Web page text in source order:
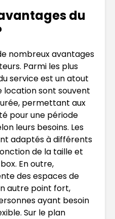
du
nombreux avantages
Parmi les plus
service est un atout
location sont souvent
permettant aux
pour une période
leurs besoins. Les
adaptés à différents
de la taille et
En outre,
des espaces de
autre point fort,
ayant besoin
Sur le plan